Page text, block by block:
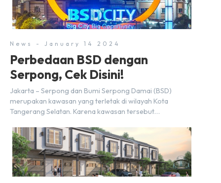
2024, kondisi ekonomi global maupun nasional dapat
memengaruhi pertimbangan masyarakat untuk membeli
rumah maupun investasi di sektor […]
News - January 14 2024
Perbedaan BSD dengan
Serpong, Cek Disini!
Jakarta – Serpong dan Bumi Serpong Damai (BSD)
merupakan kawasan yang terletak di wilayah Kota
Tangerang Selatan. Karena kawasan tersebut
kita yang mengira kedua wilayah ini merupakan tempat
yang sama. Padahal anggapan tersebut kurang tepat.
Sebab Serpong dan BSD merupakan dua kawasan yang
berbeda. Berikut penjelasannya. Baca Juga: […]